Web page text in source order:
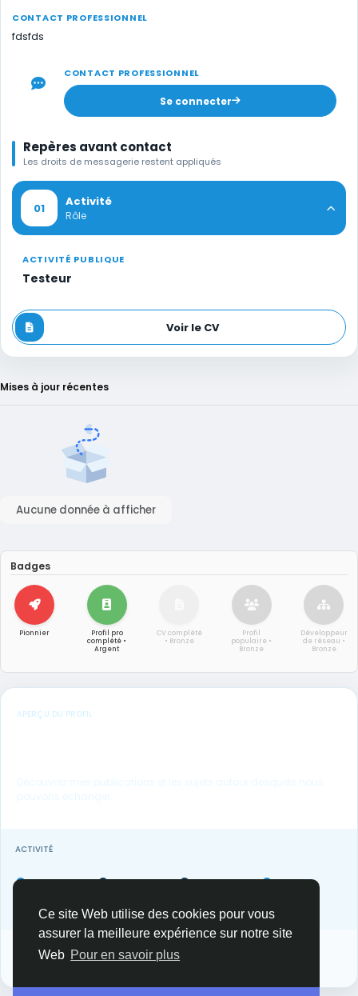
Ce site Web utilise des cookies pour vous
assurer la meilleure expérience sur notre site
Web Pour en savoir plus
CONTACT PROFESSIONNEL
fdsfds
CONTACT PROFESSIONNEL
Se connecter
Repères avant contact
Les droits de messagerie restent appliqués
01 Activité
Rôle
ACTIVITÉ PUBLIQUE
Testeur
Voir le CV
Mises à jour récentes
Aucune donnée à afficher
Badges
Pionnier
Profil pro
complété •
Argent
CV complété
• Bronze
Profil
populaire •
Bronze
Développeur
de réseau •
Bronze
APERÇU DU PROFIL
ACTIVITÉ
0 0 0 0
Suivi par 0 membres